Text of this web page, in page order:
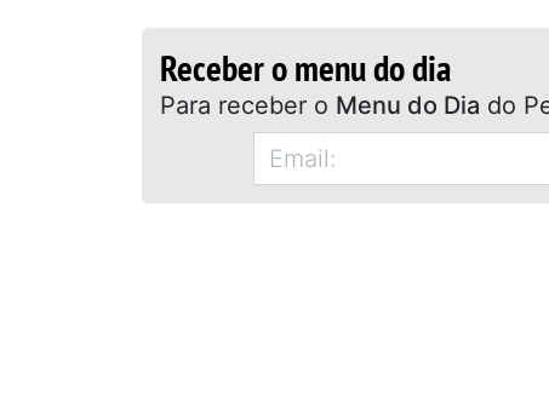
Receber o menu do dia
Para receber o Menu do Dia do